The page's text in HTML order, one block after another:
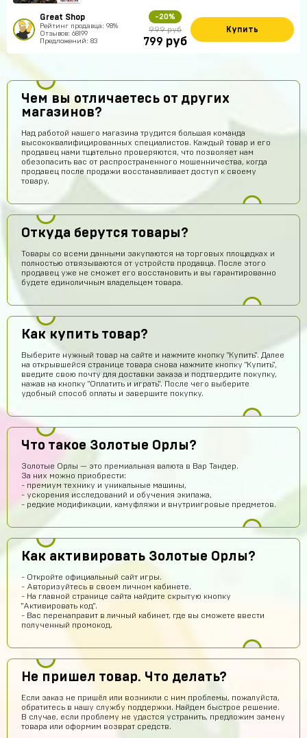
Great Shop
Рейтинг продавца: 98%
Отзывов: 68199
Предложений: 83
-20%
999 руб
799 руб
Купить
Чем вы отличаетесь от других
магазинов?
Над работой нашего магазина трудится большая команда
высококвалифицированных специалистов. Каждый товар и его
продавец нами тщательно проверяются, что позволяет нам
обезопасить вас от распространенного мошенничества, когда
продавец после продажи восстанавливает доступ к своему
товару.
Откуда берутся товары?
Товары со всеми данными закупаются на торговых площадках и
полностью отвязываются от устройств продавца. После этого
продавец уже не сможет его восстановить и вы гарантированно
будете единоличным владельцем товара.
Как купить товар?
Выберите нужный товар на сайте и нажмите кнопку "Купить". Далее
на открывшейся странице товара снова нажмите кнопку "Купить",
введите свою почту для доставки заказа и подтвердите покупку,
нажав на кнопку "Оплатить и играть". После чего выберите
удобный способ оплаты и завершите покупку.
Что такое Золотые Орлы?
Золотые Орлы — это премиальная валюта в Вар Тандер.
За них можно приобрести:
- премиум технику и уникальные машины,
- ускорения исследований и обучения экипажа,
- редкие модификации, камуфляжи и внутриигровые предметов.
Как активировать Золотые Орлы?
- Откройте официальный сайт игры.
- Авторизуйтесь в своем личном кабинете.
- На главной странице сайта найдите скрытую кнопку
"Активировать код".
- Вас перенаправит в личный кабинет, где вы сможете ввести
полученный промокод.
Не пришел товар. Что делать?
Если заказ не пришёл или возникли с ним проблемы, пожалуйста,
обратитесь в нашу службу поддержки. Найдем быстрое решение.
В случае, если проблему не удастся устранить, предложим замену
товара или оформим возврат средств.
dragon 14 часов назад
Завтра закину 1000 будем проверку делать
Илья Лобазов
ДП
Данил Петров
Все дошло спасибо
Евгений Пирогов 10 часов назад
Это честно?
Денис Щетинин
на почту придти должно
Сайт норм ? Хочу акк купить
ввожу данные карты имя держателя не работает ?
Техническая поддержка 6 часов назад